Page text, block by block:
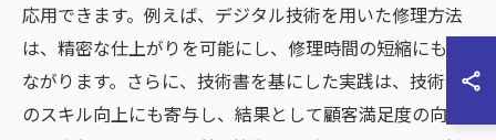
応用できます。例えば、デジタル技術を用いた修理方法
は、精密な仕上がりを可能にし、修理時間の短縮にもつ
ながります。さらに、技術書を基にした実践は、技術者
のスキル向上にも寄与し、結果として顧客満足度の向上